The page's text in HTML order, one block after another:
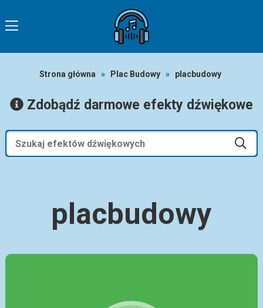
Strona główna » Plac Budowy » placbudowy
Zdobądź darmowe efekty dźwiękowe
placbudowy